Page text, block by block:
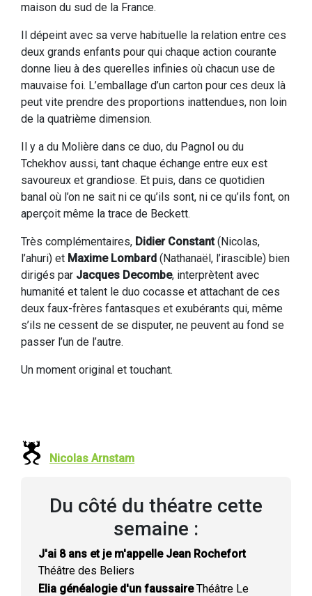
maison du sud de la France.
Il dépeint avec sa verve habituelle la relation entre ces
deux grands enfants pour qui chaque action courante
donne lieu à des querelles infinies où chacun use de
mauvaise foi. L’emballage d’un carton pour ces deux là
peut vite prendre des proportions inattendues, non loin
de la quatrième dimension.
Il y a du Molière dans ce duo, du Pagnol ou du
Tchekhov aussi, tant chaque échange entre eux est
savoureux et grandiose. Et puis, dans ce quotidien
banal où l’on ne sait ni ce qu’ils sont, ni ce qu’ils font, on
aperçoit même la trace de Beckett.
Très complémentaires, Didier Constant(Nicolas,
l’ahuri) et Maxime Lombard (Nathanaël, l’irascible) bien
dirigés par Jacques Decombe, interprètent avec
humanité et talent le duo cocasse et attachant de ces
deux faux-frères fantasques et exubérants qui, même
s’ils ne cessent de se disputer, ne peuvent au fond se
passer l’un de l’autre.
Un moment original et touchant.
Nicolas Arnstam
Du côté du théatre cette
semaine :
J'ai 8 ans et je m'appelle Jean Rochefort
Théâtre des Beliers
Elia généalogie d'un faussaireThéâtre Le